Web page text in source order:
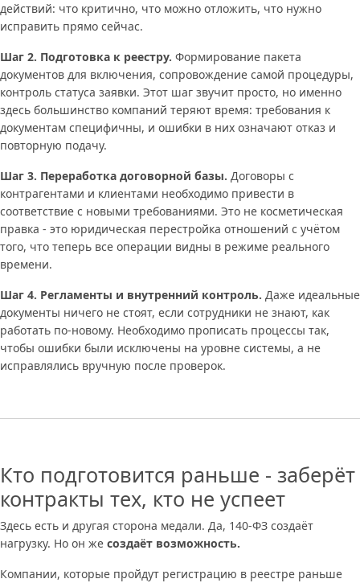
действий: что критично, что можно отложить, что нужно
исправить прямо сейчас.
Шаг 2. Подготовка к реестру. Формирование пакета
документов для включения, сопровождение самой процедуры,
контроль статуса заявки. Этот шаг звучит просто, но именно
здесь большинство компаний теряют время: требования к
документам специфичны, и ошибки в них означают отказ и
повторную подачу.
Шаг 3. Переработка договорной базы. Договоры с
контрагентами и клиентами необходимо привести в
соответствие с новыми требованиями. Это не косметическая
правка - это юридическая перестройка отношений с учётом
того, что теперь все операции видны в режиме реального
времени.
Шаг 4. Регламенты и внутренний контроль. Даже идеальные
документы ничего не стоят, если сотрудники не знают, как
работать по-новому. Необходимо прописать процессы так,
чтобы ошибки были исключены на уровне системы, а не
исправлялись вручную после проверок.
Кто подготовится раньше - заберёт
контракты тех, кто не успеет
Здесь есть и другая сторона медали. Да, 140-ФЗ создаёт
нагрузку. Но он же создаёт возможность.
Компании, которые пройдут регистрацию в реестре раньше